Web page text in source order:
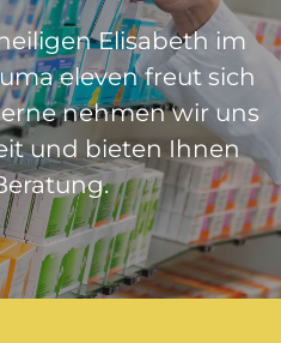
Elisabeth im
eleven freut sich
nehmen wir uns
und bieten Ihnen